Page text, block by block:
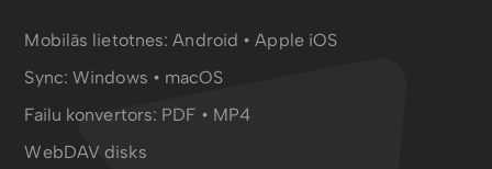
Mobilās lietotnes:Android •Apple iOS
Sync:Windows • macOS
Failu konvertors: PDF • MP4
WebDAV disks